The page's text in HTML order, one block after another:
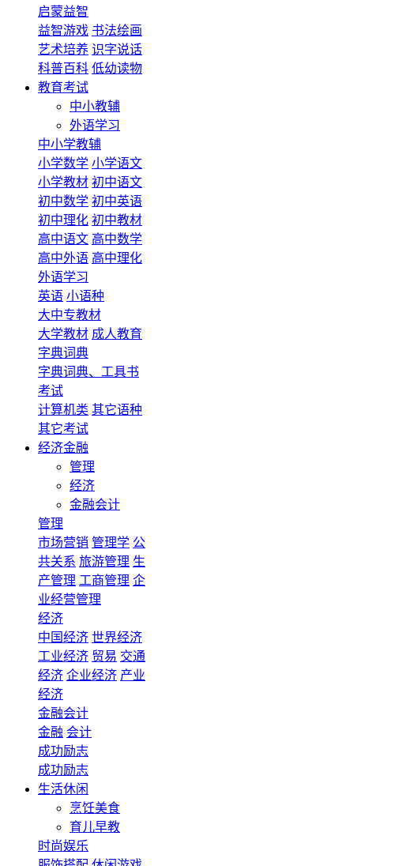
启蒙益智
益智游戏 书法绘画
艺术培养 识字说话
科普百科 低幼读物
教育考试
中小教辅
外语学习
中小学教辅
小学数学 小学语文
小学教材 初中语文
初中数学 初中英语
初中理化 初中教材
高中语文 高中数学
高中外语 高中理化
外语学习
英语 小语种
大中专教材
大学教材 成人教育
字典词典
字典词典、工具书
考试
计算机类 其它语种
其它考试
经济金融
管理
经济
金融会计
管理
市场营销 管理学 公
共关系 旅游管理 生
产管理 工商管理 企
业经营管理
经济
中国经济 世界经济
工业经济 贸易 交通
经济 企业经济 产业
经济
金融会计
金融 会计
成功励志
成功励志
生活休闲
烹饪美食
育儿早教
时尚娱乐